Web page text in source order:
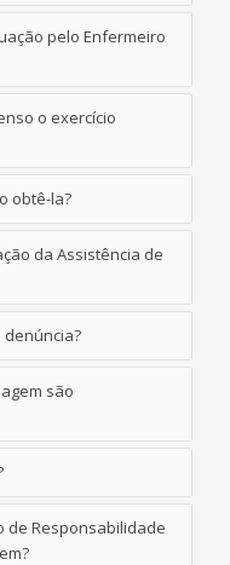
pelo Enfermeiro
o exercício
obtê-la?
da Assistência de
são
de Responsabilidade